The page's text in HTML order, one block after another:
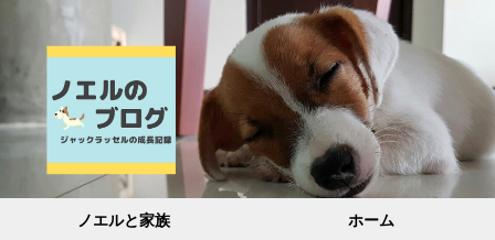
ノエルと家族 ホーム